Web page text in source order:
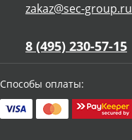
zakaz@sec-group.ru
8 (495) 230-57-15
Способы оплаты: